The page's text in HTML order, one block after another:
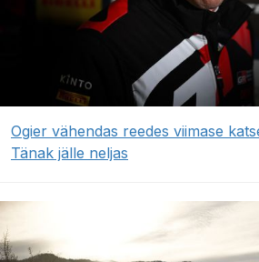
Ogier vähendas reedes viimase
Tänak jälle neljas